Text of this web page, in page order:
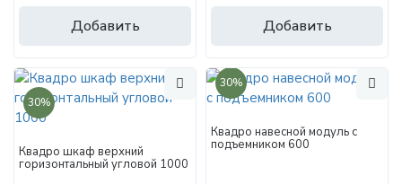
Добавить Добавить
30%
Квадро шкаф верхний
горизонтальный угловой 1000
30%
Квадро навесной модуль с
подъемником 600